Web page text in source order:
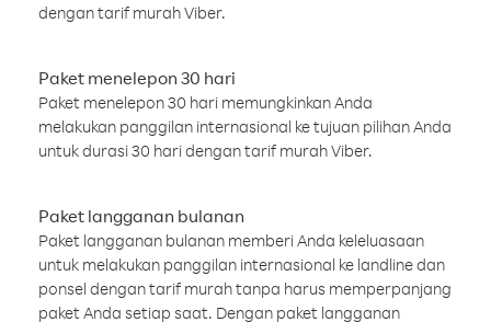
dengan tarif murah Viber.
Paket menelepon 30 hari
Paket menelepon 30 hari memungkinkan Anda
melakukan panggilan internasional ke tujuan pilihan Anda
untuk durasi 30 hari dengan tarif murah Viber.
Paket langganan bulanan
Paket langganan bulanan memberi Anda keleluasaan
untuk melakukan panggilan internasional ke landline dan
ponsel dengan tarif murah tanpa harus memperpanjang
paket Anda setiap saat. Dengan paket langganan